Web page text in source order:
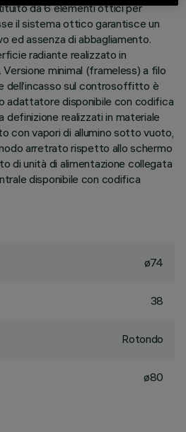
da 6 elementi ottici per
il sistema ottico garantisce un
ed assenza di abbagliamento.
radiante realizzato in
minimal (frameless) a filo
dell’incasso sul controsoffitto è
adattatore disponibile con codifica
realizzati in materiale
con vapori di allumino sotto vuoto,
arretrato rispetto allo schermo
di unità di alimentazione collegata
disponibile con codifica
ø74
38
Rotondo
ø80